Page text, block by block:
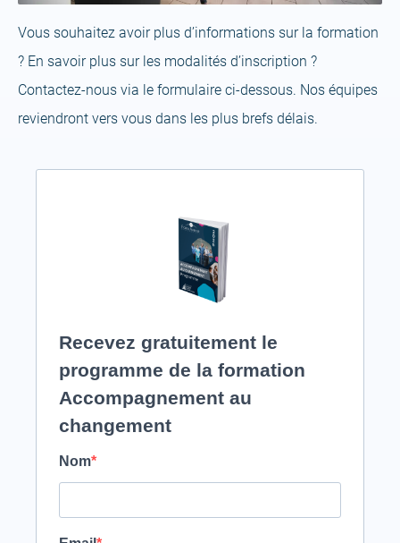
Vous souhaitez avoir plus d’informations sur la formation
? En savoir plus sur les modalités d’inscription ?
Contactez-nous via le formulaire ci-dessous. Nos équipes
reviendront vers vous dans les plus brefs délais.